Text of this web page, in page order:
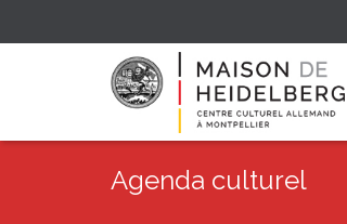
Agenda culturel